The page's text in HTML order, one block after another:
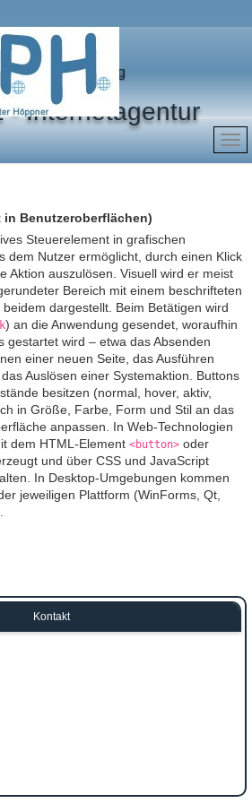
- Internetagentur
für Ihren Erfolg
Benutzeroberflächen)
Steuerelement in grafischen
dem Nutzer ermöglicht, durch einen Klick
Aktion auszulösen. Visuell wird er meist
Bereich mit einem beschrifteten
dargestellt. Beim Betätigen wird
) an die Anwendung gesendet, woraufhin
gestartet wird – etwa das Absenden
einer neuen Seite, das Ausführen
Auslösen einer Systemaktion. Buttons
besitzen (normal, hover, aktiv,
in Größe, Farbe, Form und Stil an das
anpassen. In Web‑Technologien
dem HTML‑Element <button> oder
und über CSS und JavaScript
In Desktop‑Umgebungen kommen
jeweiligen Plattform (WinForms, Qt,
Kontakt